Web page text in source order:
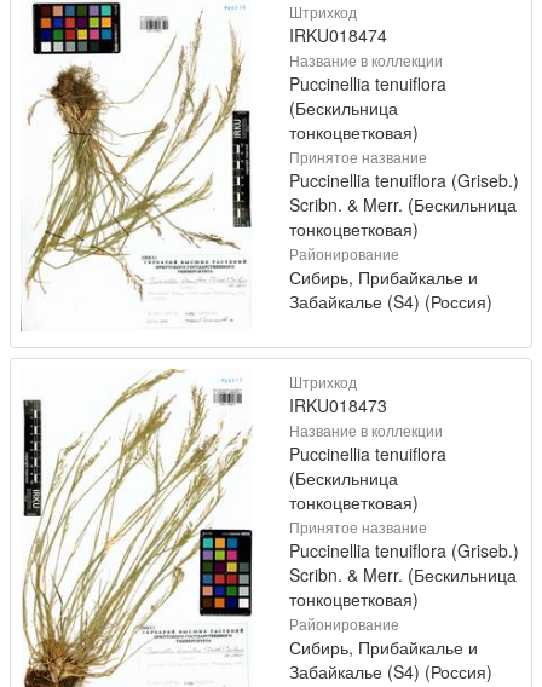
Штрихкод
IRKU018474
Название в коллекции
Puccinellia tenuiflora
(Бескильница
тонкоцветковая)
Принятое название
Puccinellia tenuiflora (Griseb.)
Scribn. & Merr. (Бескильница
тонкоцветковая)
Районирование
Сибирь, Прибайкалье и
Забайкалье (S4) (Россия)
Штрихкод
IRKU018473
Название в коллекции
Puccinellia tenuiflora
(Бескильница
тонкоцветковая)
Принятое название
Puccinellia tenuiflora (Griseb.)
Scribn. & Merr. (Бескильница
тонкоцветковая)
Районирование
Сибирь, Прибайкалье и
Забайкалье (S4) (Россия)